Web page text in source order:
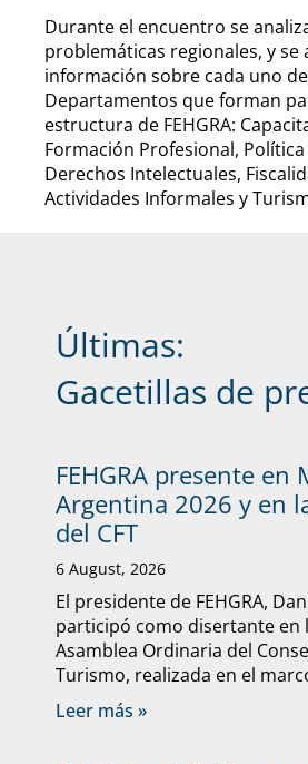
Durante el encuentro se
problemáticas regionales, y se
información sobre cada uno
Departamentos que forman
estructura de FEHGRA:
Formación Profesional, Política
Derechos Intelectuales,
Actividades Informales y
Últimas:
Gacetillas de
FEHGRA presente en
Argentina 2026 y en
del CFT
6 August, 2026
El presidente de FEHGRA,
participó como disertante en
Asamblea Ordinaria del
Turismo, realizada en el
Leer más »